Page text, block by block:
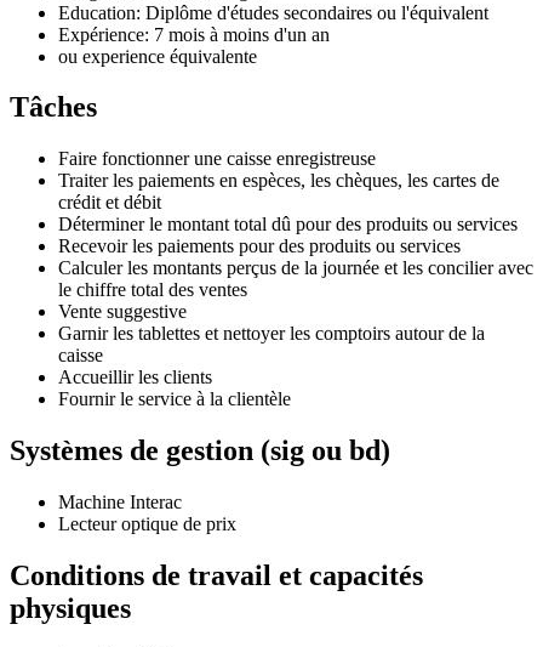
Education: Diplôme d'études secondaires ou l'équivalent
Expérience: 7 mois à moins d'un an
ou experience équivalente
Tâches
Faire fonctionner une caisse enregistreuse
Traiter les paiements en espèces, les chèques, les cartes de
crédit et débit
Déterminer le montant total dû pour des produits ou services
Recevoir les paiements pour des produits ou services
Calculer les montants perçus de la journée et les concilier avec
le chiffre total des ventes
Vente suggestive
Garnir les tablettes et nettoyer les comptoirs autour de la
caisse
Accueillir les clients
Fournir le service à la clientèle
Systèmes de gestion (sig ou bd)
Machine Interac
Lecteur optique de prix
Conditions de travail et capacités
physiques